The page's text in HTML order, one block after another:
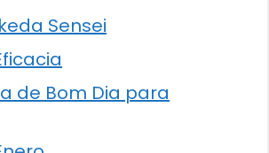
Sensei
de Bom Dia para